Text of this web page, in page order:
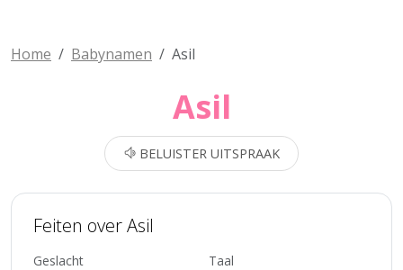
Home Babynamen Asil
Asil
BELUISTER UITSPRAAK
Feiten over Asil
Geslacht Taal